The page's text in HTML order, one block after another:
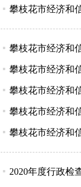
攀枝花市经济和
攀枝花市经济和
攀枝花市经济和
攀枝花市经济和
攀枝花市经济和
攀枝花市经济和
2020年度行政检